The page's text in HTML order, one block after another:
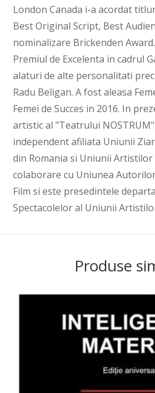
London Canada i-a acordat
Best Original Script, Best
nominalizare Brickenden
Premiul de Excelenta in cadrul
alaturi de alte personalitati
Radu Beligan. A fost aleasa
Femei de Succes in 2016. In
artistic al "Teatrului
independent afiliata Uniunii
din Romania si Uniunii
colaborare cu Uniunea
Film si este presedintele
Spectacolelor al Uniunii
Produse